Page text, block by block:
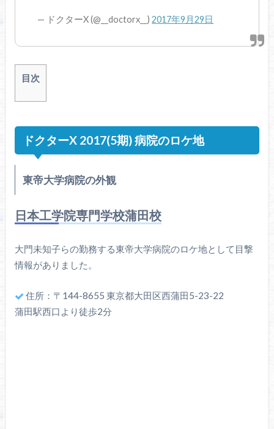
— ドクターX (@__doctorx__)2017年9月29日
目次
ドクターX 2017(5期) 病院のロケ地
東帝大学病院の外観
日本工学院専門学校蒲田校
大門未知子らの勤務する東帝大学病院のロケ地として目撃
情報がありました。
住所：〒144-8655 東京都大田区西蒲田5-23-22
蒲田駅西口より徒歩2分